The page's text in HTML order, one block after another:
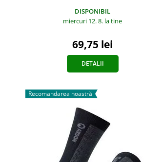
DISPONIBIL
miercuri 12. 8. la tine
69,75 lei
DETALII
Recomandarea noastră